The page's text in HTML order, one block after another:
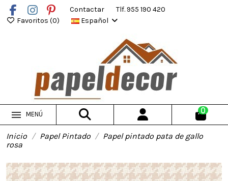
Contactar
Tlf. 955 190 420
Favoritos (0) Español
MENÚ 0
Inicio Papel Pintado
Papel pintado pata de gallo
rosa